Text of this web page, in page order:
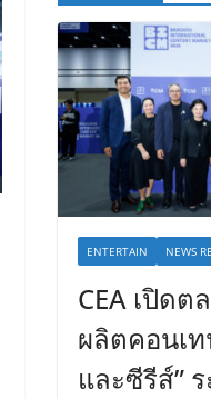
ENTERTAIN NEWS
CEA เปิดต
ผลิตคอนเ
และซีรีส์”